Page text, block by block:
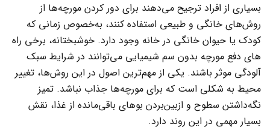
بسیاری از افراد ترجیح می‌دهند برای دور کردن مورچه‌ها از
روش‌های خانگی و طبیعی استفاده کنند، به‌خصوص زمانی که
کودک یا حیوان خانگی در خانه وجود دارد. خوشبختانه، برخی راه
های دفع مورچه بدون سم شیمیایی می‌توانند در شرایط سبک
آلودگی موثر باشند. یکی از مهم‌ترین اصول در این روش‌ها، تغییر
محیط به شکلی است که برای مورچه‌ها جذاب نباشد. تمیز
نگه‌داشتن سطوح و ازبین‌بردن بوهای باقی‌مانده از غذا، نقش
بسیار مهمی در این روند دارد.